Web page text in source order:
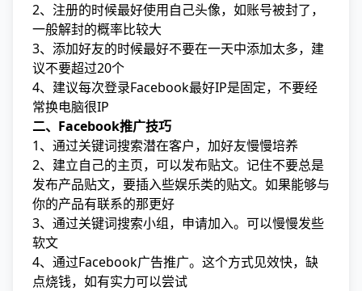
2、注册的时候最好使用自己头像，如账号被封了，
一般解封的概率比较大
3、添加好友的时候最好不要在一天中添加太多，建
议不要超过20个
4、建议每次登录Facebook最好IP是固定，不要经
常换电脑很IP
二、Facebook推广技巧
1、通过关键词搜索潜在客户，加好友慢慢培养
2、建立自己的主页，可以发布贴文。记住不要总是
发布产品贴文，要插入些娱乐类的贴文。如果能够与
你的产品有联系的那更好
3、通过关键词搜索小组，申请加入。可以慢慢发些
软文
4、通过Facebook广告推广。这个方式见效快，缺
点烧钱，如有实力可以尝试